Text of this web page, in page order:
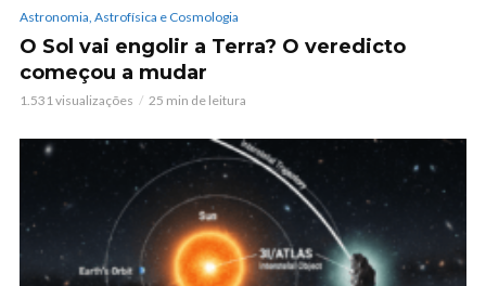
Astronomia, Astrofísica e Cosmologia
O Sol vai engolir a Terra? O veredicto
começou a mudar
1.531 visualizações 25 min de leitura